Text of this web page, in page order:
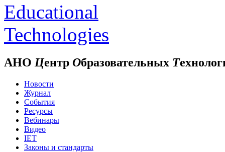
АНО Центр Образовательных Т
Новости
Журнал
События
Ресурсы
Вебинары
Видео
IET
Законы и стандарты